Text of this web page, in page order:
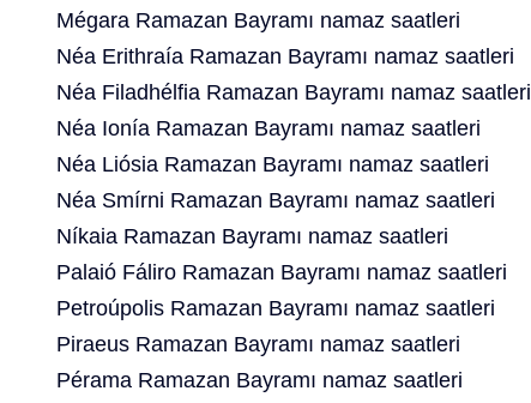
Mégara Ramazan Bayramı namaz saatleri
Néa Erithraía Ramazan Bayramı namaz saatleri
Néa Filadhélfia Ramazan Bayramı namaz saatleri
Néa Ionía Ramazan Bayramı namaz saatleri
Néa Liósia Ramazan Bayramı namaz saatleri
Néa Smírni Ramazan Bayramı namaz saatleri
Níkaia Ramazan Bayramı namaz saatleri
Palaió Fáliro Ramazan Bayramı namaz saatleri
Petroúpolis Ramazan Bayramı namaz saatleri
Piraeus Ramazan Bayramı namaz saatleri
Pérama Ramazan Bayramı namaz saatleri